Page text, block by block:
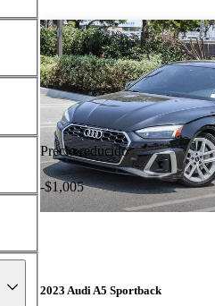
Precio reducido
-$1,005
2023 Audi A5 Sportback